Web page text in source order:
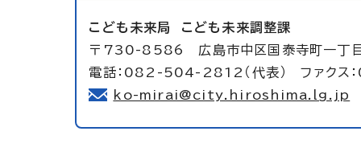
こども未来局 こども未来調整課
〒730-8586 広島市中区国泰寺町一丁目
電話：082-504-2812（代表） ファク
ko-mirai@city.hiroshima.lg.jp